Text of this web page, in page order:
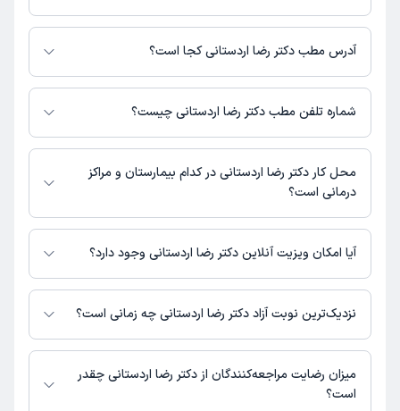
برای اطلاع از هزینه ویزیت دکتر رضا اردستانی، لازم است با مطب تماس بگیرید.
آدرس مطب دکتر رضا اردستانی کجا است؟
اطلاعات مربوط به آدرس مطب دکتر رضا اردستانی در حال حاضر در دسترس
نیست. برای دریافت اطلاعات دقیق‌تر، لطفاً با مطب تماس بگیرید.
شماره تلفن مطب دکتر رضا اردستانی چیست؟
شماره تماس مطب دکتر رضا اردستانی در حال حاضر در این صفحه ثبت نشده
محل کار دکتر رضا اردستانی در کدام بیمارستان و مراکز
درمانی است؟
اطلاعاتی درباره محل فعالیت دکتر رضا اردستانی در مراکز درمانی در دسترس
نیست.
آیا امکان ویزیت آنلاین دکتر رضا اردستانی وجود دارد؟
در حال حاضر اطلاعاتی درباره ارائه ویزیت آنلاین توسط دکتر رضا اردستانی در
دسترس نیست. برای دریافت اطلاعات دقیق‌تر، لطفاً با مطب تماس بگیرید.
نزدیک‌ترین نوبت آزاد دکتر رضا اردستانی چه زمانی است؟
زمان نوبت‌دهی و پذیرش بیماران با هماهنگی مطب مشخص می‌شود.
میزان رضایت مراجعه‌کنندگان از دکتر رضا اردستانی چقدر
است؟